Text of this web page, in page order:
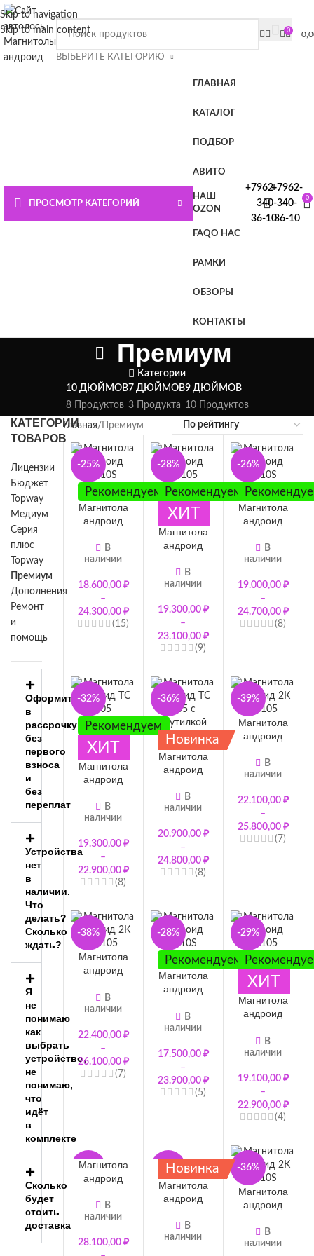
Skip to navigation
Skip to main content
ВЫБЕРИТЕ КАТЕГОРИЮ
0
ПРОСМОТР КАТЕГОРИЙ
ГЛАВНАЯ
КАТАЛОГ
ПОДБОР
АВИТО
НАШ
OZON
FAQО НАС
РАМКИ
ОБЗОРЫ
КОНТАКТЫ
+7962-
340-
36-10
+7962-
340-
36-10
0
Премиум
Категории
10 ДЮЙМОВ
8 Продуктов
7 ДЮЙМОВ
3 Продукта
9 ДЮЙМОВ
10 Продуктов
КАТЕГОРИИ
ТОВАРОВ
Лицензии
Бюджет
Topway
Медиум
Серия
плюс
Topway
Премиум
Дополнения
Ремонт
и
помощь
Оформить
в
рассрочку
без
первого
взноса
и
без
переплат
Устройства
нет
в
наличии.
Что
делать?
Сколько
ждать?
Я
не
понимаю
как
выбрать
устройство,
не
понимаю,
что
идёт
в
комплекте
Сколько
будет
стоить
доставка
Главная Премиум
-25%
Рекомендуем
Магнитола
андроид
TS10S
оригинал
дюймов
7862
В
наличии
18.600,00 ₽
–
24.300,00 ₽
(15)
-28%
Рекомендуем
ХИТ
Магнитола
андроид
105
оригинал
дюймов
7865
В
наличии
19.300,00 ₽
–
23.100,00 ₽
(9)
-26%
Магнитола
андроид
TS10S
оригинал
10 дюймов
7862S
В
наличии
19.000,00 ₽
–
24.700,00 ₽
(8)
-32%
Рекомендуем
ХИТ
Магнитола
андроид
105
оригинал
10 дюймов
7865
В
наличии
19.300,00 ₽
–
22.900,00 ₽
(8)
-36%
Новинка
Магнитола
андроид
TS105
оригинал
крутилкой
4G 9
дюймов
В
наличии
20.900,00 ₽
–
24.800,00 ₽
(8)
-39%
Магнитола
андроид
TS105
оригинал 9
В
наличии
22.100,00 ₽
–
25.800,00 ₽
(7)
-38%
Магнитола
андроид
TS105
оригинал
В
наличии
22.400,00 ₽
–
26.100,00 ₽
(7)
-28%
Рекомендуем
Магнитола
андроид
TS10S
оригинал
дюймов
В
наличии
17.500,00 ₽
–
23.900,00 ₽
(5)
-29%
ХИТ
Магнитола
андроид
TS105
оригинал
дюймов
7865
В
наличии
19.100,00 ₽
–
22.900,00 ₽
(4)
-46%
Магнитола
андроид
оригинал
Topway
дюймов
В
наличии
28.100,00 ₽
-26%
Новинка
Магнитола
андроид
TS10S
оригинал
В
наличии
-36%
Магнитола
андроид
TS105
оригинал 9
В
наличии
ВНИМАНИЕ СЮДА!!!! При покупке магнитолы Плюс или
Премиум лицензия в подарок.
странице или нажмите СЮДА